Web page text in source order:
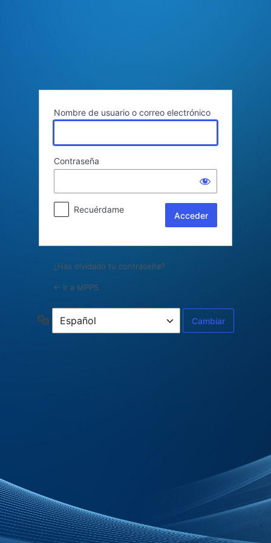
Nombre de usuario o correo electrónico
Contraseña
Recuérdame
¿Has olvidado tu contraseña?
← Ir a MPPS
Idioma